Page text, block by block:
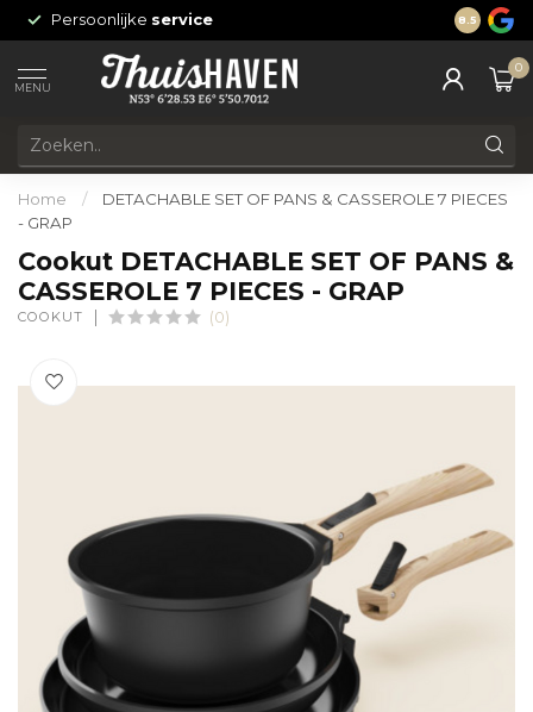
Persoonlijke service 24/7
8.5
MENU
0
Home /
DETACHABLE SET OF PANS & CASSEROLE 7 PIECES
- GRAP
Cookut DETACHABLE SET OF PANS &
CASSEROLE 7 PIECES - GRAP
COOKUT (0)